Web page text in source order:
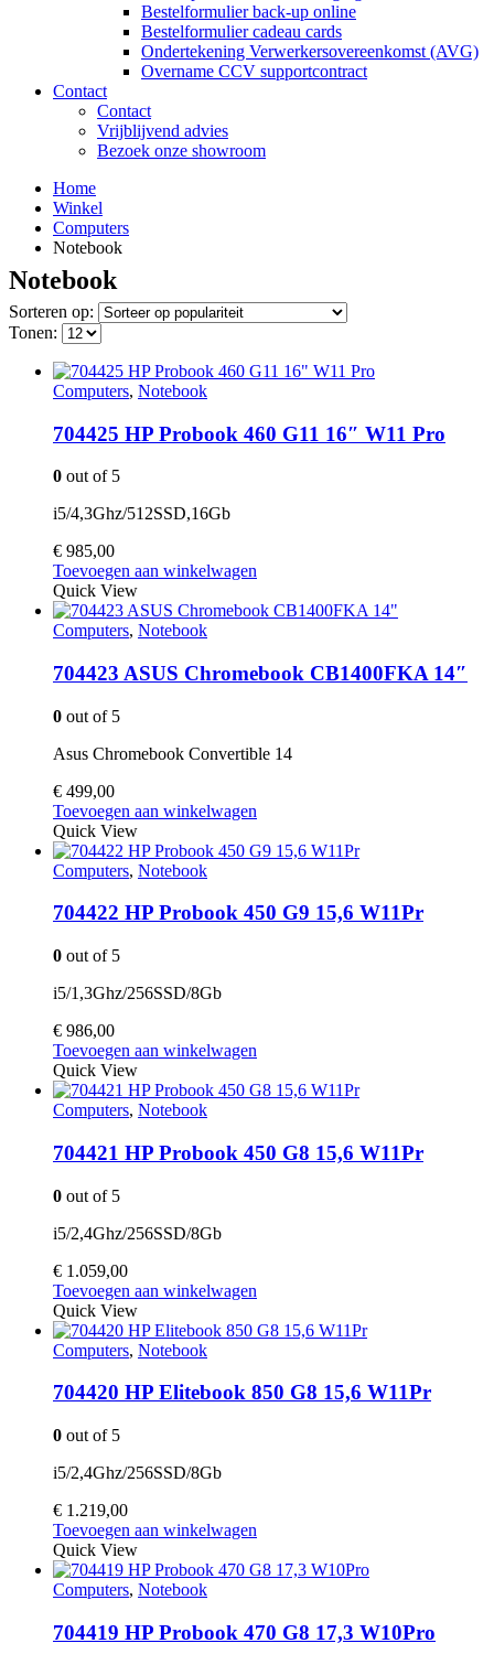
Bestelformulier back-up online
Bestelformulier cadeau cards
Ondertekening Verwerkersovereenkomst (AVG)
Overname CCV supportcontract
Contact
Contact
Vrijblijvend advies
Bezoek onze showroom
Home
Winkel
Computers
Notebook
Notebook
Sorteren op:
Tonen:
Computers, Notebook
704425 HP Probook 460 G11 16″ W11 Pro
0 out of 5
i5/4,3Ghz/512SSD,16Gb
€ 985,00
Toevoegen aan winkelwagen
Quick View
Computers, Notebook
704423 ASUS Chromebook CB1400FKA 14″
0 out of 5
Asus Chromebook Convertible 14
€ 499,00
Toevoegen aan winkelwagen
Quick View
Computers, Notebook
704422 HP Probook 450 G9 15,6 W11Pr
0 out of 5
i5/1,3Ghz/256SSD/8Gb
€ 986,00
Toevoegen aan winkelwagen
Quick View
Computers, Notebook
704421 HP Probook 450 G8 15,6 W11Pr
0 out of 5
i5/2,4Ghz/256SSD/8Gb
€ 1.059,00
Toevoegen aan winkelwagen
Quick View
Computers, Notebook
704420 HP Elitebook 850 G8 15,6 W11Pr
0 out of 5
i5/2,4Ghz/256SSD/8Gb
€ 1.219,00
Toevoegen aan winkelwagen
Quick View
Computers, Notebook
704419 HP Probook 470 G8 17,3 W10Pro